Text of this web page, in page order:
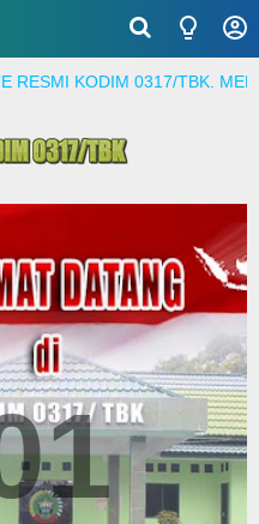
0317/TBK. MENJADI